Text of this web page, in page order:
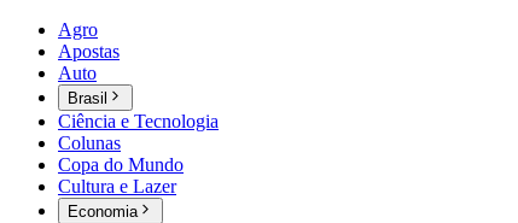
Agro
Apostas
Auto
Brasil
Ciência e Tecnologia
Colunas
Copa do Mundo
Cultura e Lazer
Economia